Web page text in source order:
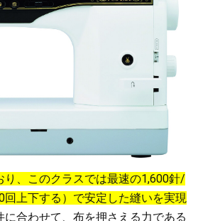
り、このクラスでは最速の1,600針/
回上下する）で安定した縫いを実現
に合わせて、布を押さえる力である